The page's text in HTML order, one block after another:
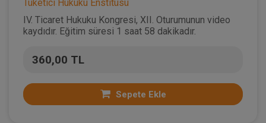
Tüketici Hukuku Enstitüsü
IV. Ticaret Hukuku Kongresi, XII. Oturumunun video
kaydıdır. Eğitim süresi 1 saat 58 dakikadır.
360,00 TL
Sepete Ekle